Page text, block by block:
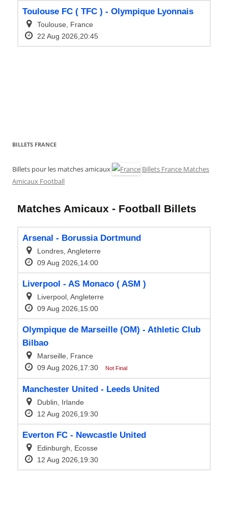
BILLETS FRANCE
Billets pour les matches amicaux
Billets France Matches
Amicaux Football